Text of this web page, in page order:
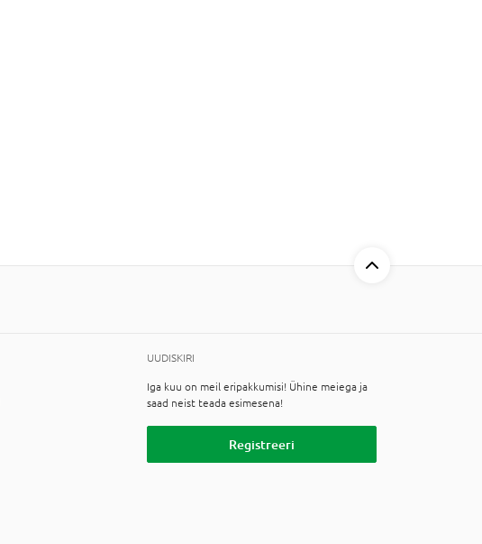
UUDISKIRI
Iga kuu on meil eripakkumisi! Ühine meiega ja
saad neist teada esimesena!
Registreeri